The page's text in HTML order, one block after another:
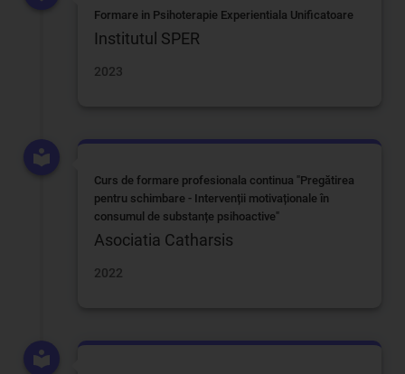
Formare in Psihoterapie Experientiala Unificatoare
Institutul SPER
2023
Curs de formare profesionala continua "Pregătirea
pentru schimbare - Intervenții motivaționale în
consumul de substanțe psihoactive"
Asociatia Catharsis
2022